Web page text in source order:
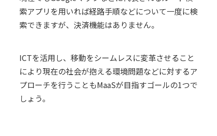
索アプリを用いれば経路手順などについて一度に検
索できますが、決済機能はありません。
ICTを活用し、移動をシームレスに変革させること
により現在の社会が抱える環境問題などに対するア
プローチを行うこともMaaSが目指すゴールの1つで
しょう。